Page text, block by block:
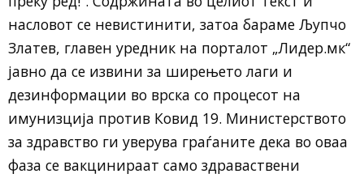
насловот се невистинити, затоа бараме Љупчо
Златев, главен уредник на порталот „Лидер.мк“
јавно да се извини за ширењето лаги и
дезинформации во врска со процесот на
имунизција против Ковид 19. Министерството
за здравство ги уверува граѓаните дека во оваа
фаза се вакцинираат само здраваствени